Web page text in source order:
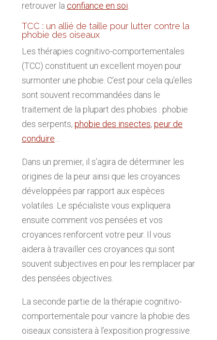
retrouver la confiance en soi.
TCC : un allié de taille pour lutter contre la
phobie des oiseaux
Les thérapies cognitivo-comportementales
(TCC) constituent un excellent moyen pour
surmonter une phobie. C’est pour cela qu’elles
sont souvent recommandées dans le
traitement de la plupart des phobies : phobie
des serpents, phobie des insectes, peur de
conduire…
Dans un premier, il s’agira de déterminer les
origines de la peur ainsi que les croyances
développées par rapport aux espèces
volatiles. Le spécialiste vous expliquera
ensuite comment vos pensées et vos
croyances renforcent votre peur. Il vous
aidera à travailler ces croyances qui sont
souvent subjectives en pour les remplacer par
des pensées objectives.
La seconde partie de la thérapie cognitivo-
comportementale pour vaincre la phobie des
oiseaux consistera à l’exposition progressive.